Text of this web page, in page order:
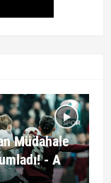
Müdahale
- A